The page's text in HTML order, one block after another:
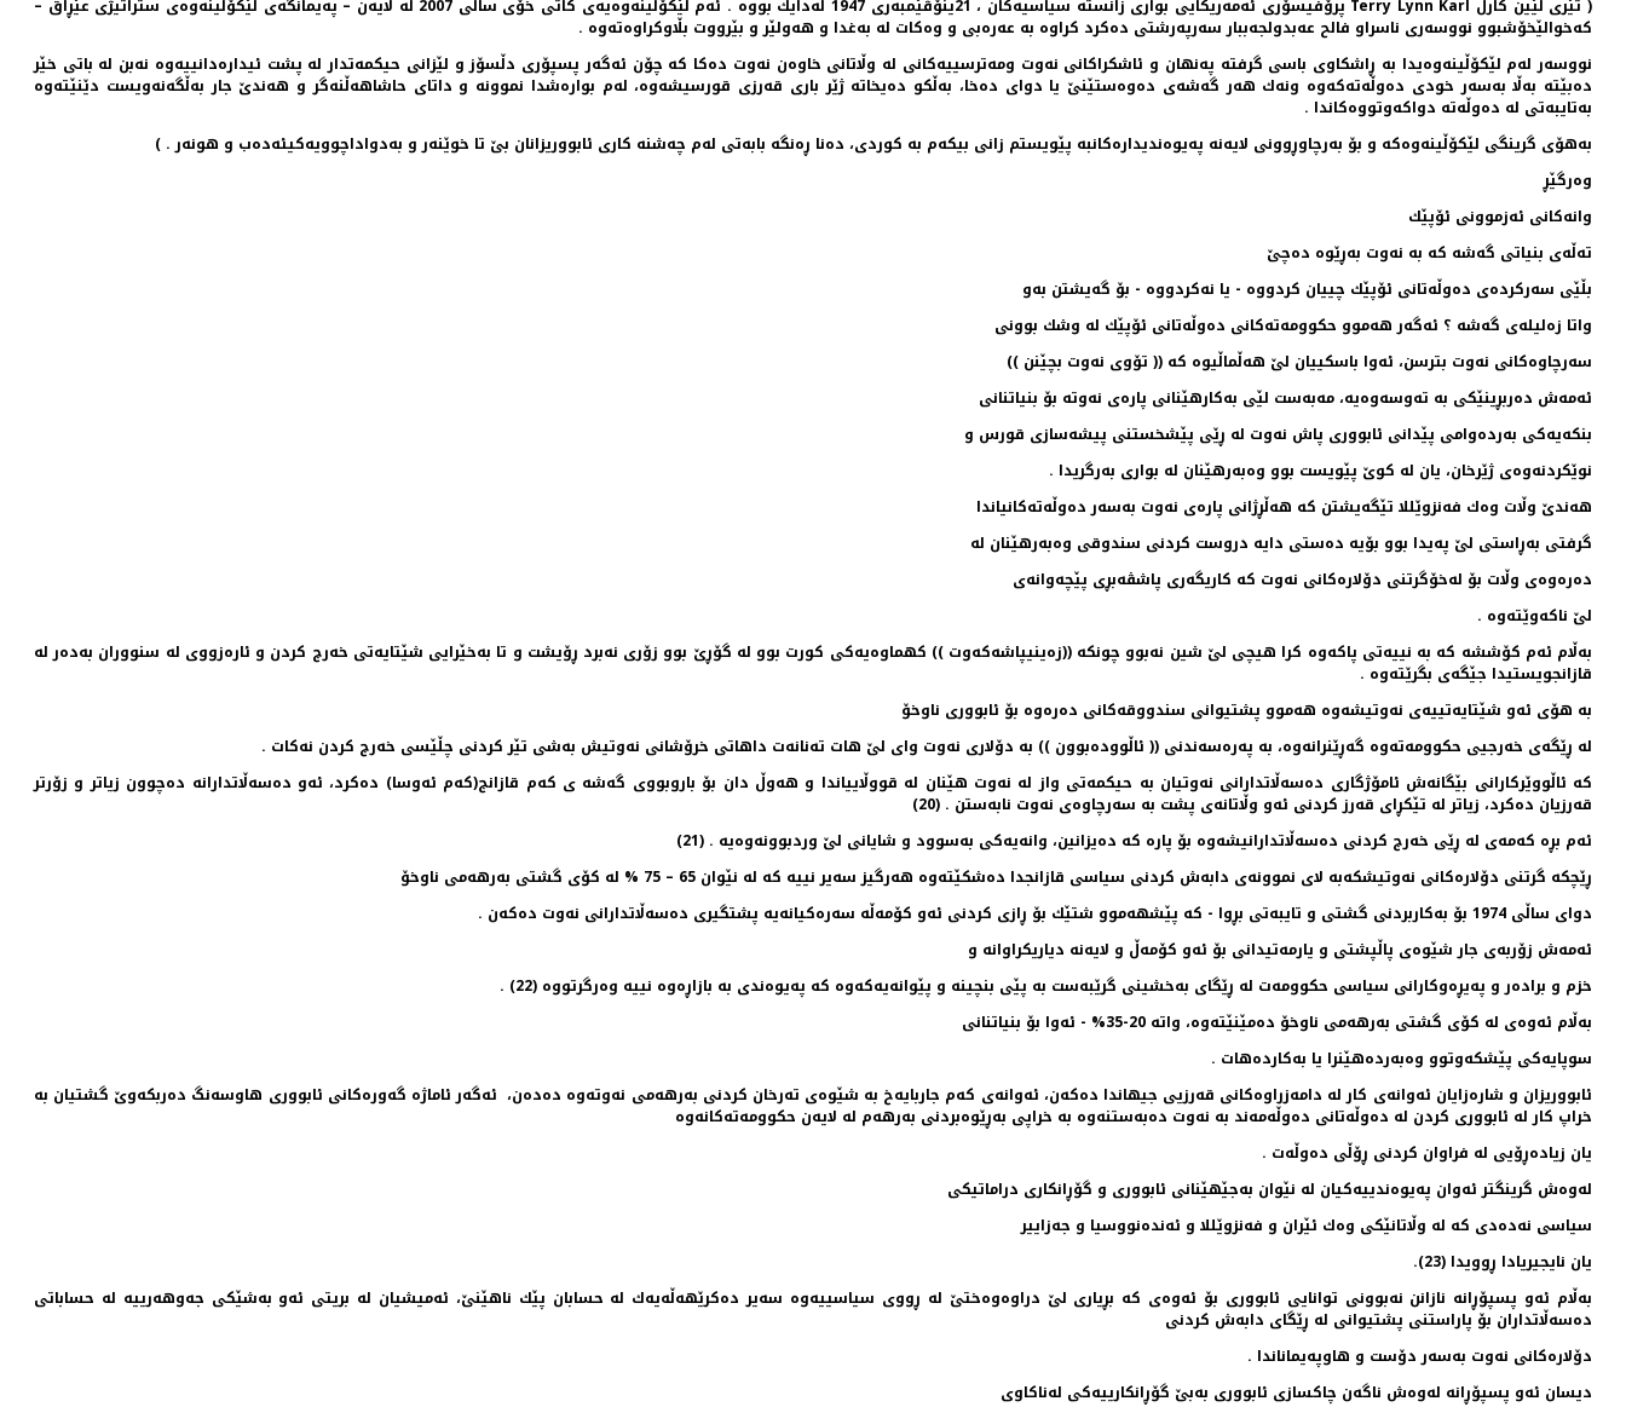
( تێری لێین كارڵ Terry Lynn Karl پرۆفیسۆری ئه‌مه‌ریكایی بواری زانسته‌ سیاسیه‌كان ، 21ینۆڤێمبه‌ری 1947 له‌دایك بووه‌ . ئه‌م لێكۆڵینه‌وه‌یه‌ی كاتی خۆی ساڵی 2007 له‌ لایه‌ن – په‌یمانگه‌ی لێكۆڵینه‌وه‌ی ستراتیژی عێڕاق –
كه‌خوالێخۆشبوو نووسه‌ری ناسراو فالح عه‌بدولجه‌ببار سه‌رپه‌رشتی ده‌كرد كراوه‌ به‌ عه‌ره‌بی و وه‌كات له‌ به‌غدا و هه‌ولێر و بێرووت بڵاوكراوه‌ته‌وه‌ .
نووسه‌ر له‌م لێكۆڵینه‌وه‌یدا به‌ ڕاشكاوی باسی گرفته‌ په‌نهان و ئاشكراكانی نه‌وت ومه‌ترسییه‌كانی له‌ وڵاتانی خاوه‌ن نه‌وت ده‌كا كه‌ چۆن ئه‌گه‌ر پسپۆری دڵسۆز و لێزانی حیكمه‌تدار له‌ پشت ئیداره‌دانییه‌وه‌ نه‌بن له‌ باتی خێر
ده‌بێته‌ به‌ڵا به‌سه‌ر خودی ده‌وڵه‌ته‌كه‌وه‌ ونه‌ك هه‌ر گه‌شه‌ی ده‌وه‌ستێنێ یا دوای ده‌خا، به‌ڵكو ده‌یخاته‌ ژێر باری قه‌رزی قورسیشه‌وه‌، له‌م بواره‌شدا نموونه ‌و داتای حاشاهه‌ڵنه‌گر و هه‌ندێ جار به‌ڵگه‌نه‌ویست دێنێته‌وه‌
به‌تایبه‌تی له‌ ده‌وڵه‌ته‌ دواكه‌وتووه‌كاندا .
به‌هۆی گرینگی لێكۆڵینه‌وه‌كه‌ و بۆ به‌رچاوڕوونی لایه‌نه‌ په‌یوه‌ندیداره‌كانبه‌ پێویستم زانی بیكه‌م به‌ كوردی، ده‌نا ڕه‌نگه‌ بابه‌تی له‌م چه‌شنه‌ كاری ئابووریزانان بێ تا خوێنه‌ر و به‌دواداچوویه‌كیئه‌ده‌ب و هونه‌ر . )
وه‌رگێڕ
وانه‌كانی ئه‌زموونی ئۆپێك
ته‌ڵه‌ی بنیاتی گه‌شه‌ كه‌ به‌ نه‌وت به‌ڕێوه‌ ده‌چێ
بڵێی سه‌ركرده‌ی ده‌وڵه‌تانی ئۆپێك چییان كردووه‌ - یا نه‌كردووه‌ - بۆ گه‌یشتن به‌و
واتا زه‌لیله‌ی گه‌شه‌ ؟ ئه‌گه‌ر هه‌موو حكوومه‌ته‌كانی ده‌وڵه‌تانی ئۆپێك له‌ وشك بوونی
سه‌رچاوه‌كانی نه‌وت بترسن، ئه‌وا باسكییان لێ هه‌ڵماڵیوه‌ كه‌ (( تۆوی نه‌وت بچێنن ))
ئه‌مه‌ش ده‌ربڕینێكی به‌ ته‌وسه‌وه‌یه‌، مه‌به‌ست لێی به‌كارهێنانی پاره‌ی نه‌وته‌ بۆ بنیاتنانی
بنكه‌یه‌كی به‌رده‌وامی پێدانی ئابووری پاش نه‌وت له‌ ڕێی پێشخستنی پیشه‌سازی قورس و
نوێكردنه‌وه‌ی ژێرخان، یان له‌ كوێ پێویست بوو وه‌به‌رهێنان له‌ بواری به‌رگریدا .
هه‌ندێ وڵات وه‌ك فه‌نزوێللا تێگه‌یشتن كه‌ هه‌ڵڕژانی پاره‌ی نه‌وت به‌سه‌ر ده‌وڵه‌ته‌كانیاندا
گرفتی به‌ڕاستی لێ په‌یدا بوو بۆیه‌ ده‌ستی دایه‌ دروست كردنی سندوقی وه‌به‌رهێنان له‌
ده‌ره‌وه‌ی وڵات بۆ له‌خۆگرتنی دۆلاره‌كانی نه‌وت كه‌ كاریگه‌ری پاشڤه‌بڕی پێچه‌وانه‌ی
لێ ناكه‌وێته‌وه‌ .
به‌ڵام ئه‌م كۆششه‌ كه‌ به‌ نییه‌تی پاكه‌وه‌ كرا هیچی لێ شین نه‌بوو چونكه‌ ((زه‌ینیپاشه‌كه‌وت )) كهماوه‌یه‌كی كورت بوو له‌ گۆڕێ بوو زۆری نه‌برد ڕۆیشت و تا به‌خێرایی شێتایه‌تی خه‌رج كردن و ئاره‌زووی له‌ سنووران به‌ده‌ر له‌
قازانجویستیدا جێگه‌ی بگرێته‌وه‌ .
به‌ هۆی ئه‌و شێتایه‌تییه‌ی نه‌وتیشه‌وه‌ هه‌موو پشتیوانی سندووقه‌كانی ده‌ره‌وه‌ بۆ ئابووری ناوخۆ
له‌ ڕێگه‌ی خه‌رجیی حكوومه‌ته‌وه‌ گه‌ڕێنرانه‌وه‌، به‌ په‌ره‌‌سه‌ندنی (( ئاڵووده‌بوون )) به‌ دۆلاری نه‌وت وای لێ هات ته‌نانه‌ت داهاتی خرۆشانی نه‌وتیش به‌شی تێر كردنی چڵێسی خه‌رج كردن نه‌كات .
كه‌ ئاڵووێركارانی بێگانه‌ش ئامۆژگاری ده‌سه‌ڵاتدارانی نه‌وتیان به‌ حیكمه‌تی واز له‌ نه‌وت هێنان له‌ قووڵاییاندا و هه‌وڵ دان بۆ باروبووی گه‌شه‌ ی كه‌م قازانج(كه‌م ئه‌وسا) ده‌كرد، ئه‌و ده‌سه‌ڵاتدارانه‌ ده‌چوون زیاتر و زۆرتر
قه‌رزیان ده‌كرد، زیاتر له‌ تێكڕای قه‌رز كردنی ئه‌و وڵاتانه‌ی پشت به‌ سه‌رچاوه‌ی نه‌وت نابه‌ستن . (20)
ئه‌م بڕه‌ كه‌مه‌ی له‌ ڕێی خه‌رج كردنی ده‌سه‌ڵاتدارانیشه‌وه‌ بۆ پاره‌ كه‌ ده‌یزانین، وانه‌یه‌كی به‌سوود و شایانی لێ وردبوونه‌وه‌یه‌ . (21)‌
‌ڕێچكه‌ گرتنی دۆلاره‌كانی نه‌وتیشكه‌به‌ لای نموونه‌ی دابه‌ش كردنی سیاسی قازانجدا ده‌شكێته‌وه‌ هه‌رگیز سه‌یر نییه‌ كه‌ له‌ نێوان 65 – 75 % له‌ كۆی گشتی به‌رهه‌می ناوخۆ
دوای ساڵی 1974 بۆ به‌كاربردنی گشتی و تایبه‌تی بڕوا - كه‌ پێشهه‌موو شتێك بۆ ڕازی كردنی ئه‌و كۆمه‌ڵه‌ سه‌ره‌كیانه‌یه‌ پشتگیری ده‌سه‌ڵاتدارانی نه‌وت ده‌كه‌ن .
ئه‌مه‌ش زۆربه‌ی جار شێوه‌ی پاڵپشتی و یارمه‌تیدانی بۆ ئه‌و كۆمه‌ڵ‌ و لایه‌نه‌ دیاریكراوانه‌ و
خزم و براده‌ر و په‌یڕه‌وكارانی سیاسی حكوومه‌ت له‌ ڕێگای به‌خشینی گرێبه‌ست به‌ پێی بنچینه‌ و پێوانه‌یه‌كه‌وه‌ كه‌ په‌یوه‌ندی به‌ بازاڕه‌وه‌ نییه‌ وه‌رگرتووه‌ (22) .
به‌ڵام ئه‌وه‌ی له‌ كۆی گشتی به‌رهه‌می‌ ناوخۆ ده‌مێنێته‌وه‌، واته‌ 20-35% - ئه‌وا بۆ بنیاتنانی
سوپایه‌كی پێشكه‌وتوو وه‌به‌رده‌هێنرا یا به‌كارده‌هات .
ئابووریزان و شاره‌زایان ئه‌وانه‌ی كار له‌ دامه‌زراوه‌كانی قه‌رزیی جیهاندا ده‌كه‌ن، ئه‌وانه‌ی كه‌م جاربایه‌خ به‌ شێوه‌ی ته‌رخان كردنی به‌رهه‌می نه‌وته‌وه‌ ده‌ده‌ن، ئه‌گه‌ر ئاماژه‌ گه‌وره‌كانی ئابووری هاوسه‌نگ ده‌ربكه‌وێ گشتیان به‌
خراپ كار له‌ ئابووری كردن له‌ ده‌وڵه‌تانی ده‌وڵه‌مه‌ند به‌ نه‌وت ده‌به‌ستنه‌وه‌ به‌ خراپی به‌ڕێوه‌بردنی به‌رهه‌م له‌ لایه‌ن حكوومه‌ته‌كانه‌وه‌
یان زیاده‌ڕۆیی له‌ فراوان كردنی ڕۆڵی ده‌وڵه‌ت .
له‌وه‌ش گرینگتر ئه‌وان په‌یوه‌ندییه‌كیان له‌ نێوان به‌جێهێنانی ئابووری و گۆڕانكاری دراماتیكی
سیاسی نه‌ده‌دی كه‌ له‌ وڵاتانێكی وه‌ك ئێران و فه‌نزوێللا و ئه‌نده‌نووسیا و جه‌زاییر
یان نایجیریادا ڕوویدا (23).
به‌ڵام ئه‌و پسپۆڕانه‌ نازانن نه‌بوونی توانایی ئابووری بۆ ئه‌وه‌ی كه‌ بڕیاری لێ دراوه‌وه‌ختێ‌‌ له‌ ڕووی سیاسییه‌وه‌ سه‌یر ده‌كرێهه‌ڵه‌یه‌ك له‌ حسابان پێك ناهێنێ، ئه‌میشیان‌ له‌ بریتی ئه‌و به‌شێكی جه‌وهه‌رییه‌ له‌ حساباتی
ده‌سه‌ڵاتداران بۆ پاراستنی پشتیوانی له‌ ڕێگای دابه‌ش كردنی
دۆلاره‌كانی نه‌وت به‌سه‌ر دۆست و هاوپه‌یماناندا .
دیسان ئه‌و پسپۆڕانه‌ له‌وه‌ش ناگه‌ن چاكسازی ئابووری به‌بێ گۆڕانكارییه‌كی له‌ناكاوی